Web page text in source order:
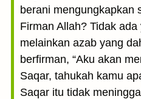
berani mengungkapkan
Firman Allah? Tidak
melainkan azab yang
berfirman, “Aku akan
Saqar, tahukah kamu
Saqar itu tidak